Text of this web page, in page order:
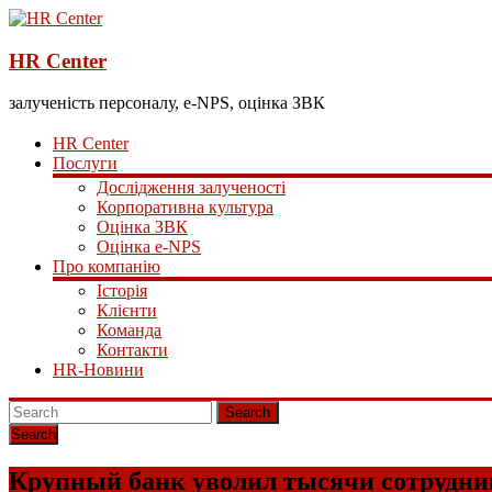
HR Center
залученість персоналу, e-NPS, оцінка ЗВК
HR Center
Послуги
Дослідження залученості
Корпоративна культура
Оцінка ЗВК
Оцінка e-NPS
Про компанію
Історія
Клієнти
Команда
Контакти
HR-Новини
Search
Крупный банк уволил тысячи